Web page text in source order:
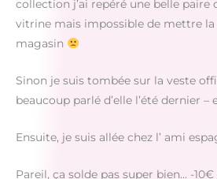
collection j’ai repéré une belle paire
vitrine mais impossible de mettre la
magasin
Sinon je suis tombée sur la veste
beaucoup parlé d’elle l’été dernier
Ensuite, je suis allée chez l’ ami
Pareil, ça solde pas super bien… -